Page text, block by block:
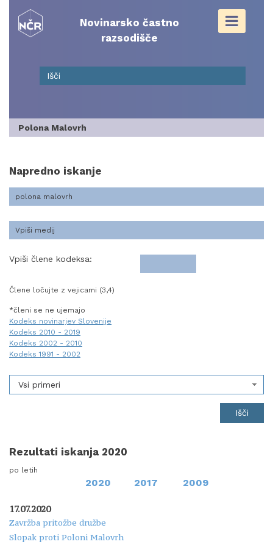
content
Novinarsko častno
razsodišče
Polona Malovrh
Napredno iskanje
Vpiši člene kodeksa:
Člene ločujte z vejicami (3,4)
*členi se ne ujemajo
Kodeks novinarjev Slovenije
Kodeks 2010 - 2019
Kodeks 2002 - 2010
Kodeks 1991 - 2002
Vsi primeri
Rezultati iskanja 2020
po letih
2020 2017 2009
17.07.2020
Zavržba pritožbe družbe
Slopak proti Poloni Malovrh